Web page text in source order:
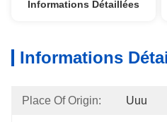
Informations Détaillées
Informations
Place Of Origin: Uuu